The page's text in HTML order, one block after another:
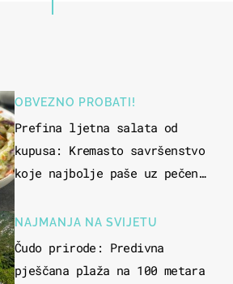
OBVEZNO PROBATI!
Prefina ljetna salata od
kupusa: Kremasto savršenstvo
koje najbolje paše uz pečeno
NAJMANJA NA SVIJETU
Čudo prirode: Predivna
pješčana plaža na 100 metara